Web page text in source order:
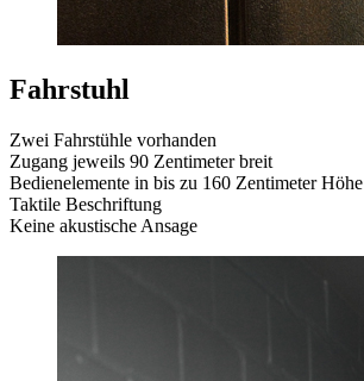
Fahrstuhl
Zwei Fahrstühle vorhanden
Zugang jeweils 90 Zentimeter breit
Bedienelemente in bis zu 160 Zentimeter Höhe
Taktile Beschriftung
Keine akustische Ansage